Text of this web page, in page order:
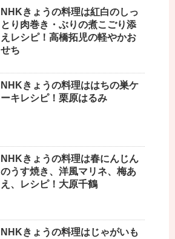
NHKきょうの料理は紅白のしっ
とり肉巻き・ぶりの煮こごり添
えレシピ！高橋拓児の軽やかお
せち
NHKきょうの料理ははちの巣ケ
ーキレシピ！栗原はるみ
NHKきょうの料理は春にんじん
のうす焼き、洋風マリネ、梅あ
え、レシピ！大原千鶴
NHKきょうの料理はじゃがいも